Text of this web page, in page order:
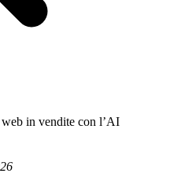
in vendite con l’AI